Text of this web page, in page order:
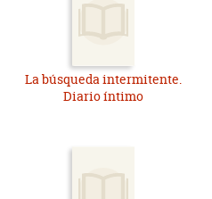
La búsqueda intermitente.
Diario íntimo